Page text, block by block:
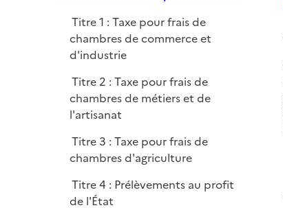
e
r
l
i
e
r
Titre 1 : Taxe pour frais de
chambres de commerce et
d'industrie
Titre 2 : Taxe pour frais de
chambres de métiers et de
l'artisanat
Titre 3 : Taxe pour frais de
chambres d'agriculture
Titre 4 : Prélèvements au profit
de l'État